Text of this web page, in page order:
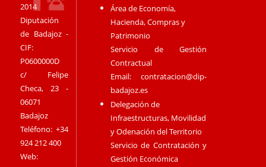
2014
Diputación
de Badajoz -
CIF:
P0600000D
c/ Felipe
Checa, 23 -
06071
Badajoz
Teléfono: +34
924 212 400
Web:
Área de Economía,
Hacienda, Compras y
Patrimonio
Servicio de Gestión
Contractual
Email:contratacion@dip-
badajoz.es
Delegación de
Infraestructuras, Movilidad
y Odenación del Territorio
Servicio de Contratación y
Gestión Económica